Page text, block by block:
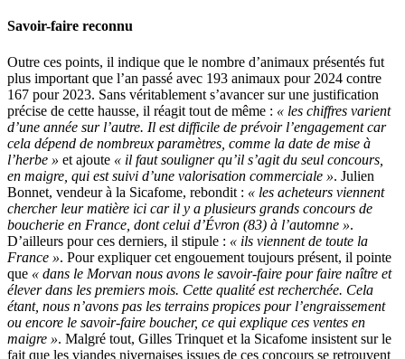
Savoir-faire reconnu
Outre ces points, il indique que le nombre d’animaux présentés fut
plus important que l’an passé avec 193 animaux pour 2024 contre
167 pour 2023. Sans véritablement s’avancer sur une justification
précise de cette hausse, il réagit tout de même : « les chiffres varient
d’une année sur l’autre. Il est difficile de prévoir l’engagement car
cela dépend de nombreux paramètres, comme la date de mise à
l’herbe » et ajoute « il faut souligner qu’il s’agit du seul concours,
en maigre, qui est suivi d’une valorisation commerciale ». Julien
Bonnet, vendeur à la Sicafome, rebondit : « les acheteurs viennent
chercher leur matière ici car il y a plusieurs grands concours de
boucherie en France, dont celui d’Évron (83) à l’automne ».
D’ailleurs pour ces derniers, il stipule : « ils viennent de toute la
France ». Pour expliquer cet engouement toujours présent, il pointe
que « dans le Morvan nous avons le savoir-faire pour faire naître et
élever dans les premiers mois. Cette qualité est recherchée. Cela
étant, nous n’avons pas les terrains propices pour l’engraissement
ou encore le savoir-faire boucher, ce qui explique ces ventes en
maigre ». Malgré tout, Gilles Trinquet et la Sicafome insistent sur le
fait que les viandes nivernaises issues de ces concours se retrouvent